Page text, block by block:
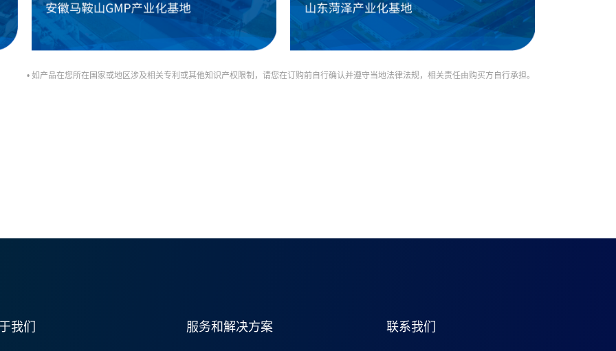
• 如产品在您所在国家或地区涉及相关专利或其他知识产权限制，请您在订购前自行确认并遵守当地法律法规，相关责任由购买方自行承担。
我们 服务和解决方案 联系我们